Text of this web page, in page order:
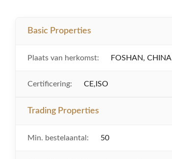
Basic Properties
Plaats van herkomst: FOSHAN, CHINA
Certificering: CE,ISO
Trading Properties
Min. bestelaantal: 50